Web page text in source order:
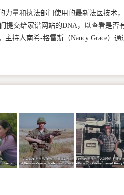
力量和执法部门使用的最新法医技术
提交给家谱网站的DNA，以查看是否
持人南希-格雷斯（Nancy Grace）